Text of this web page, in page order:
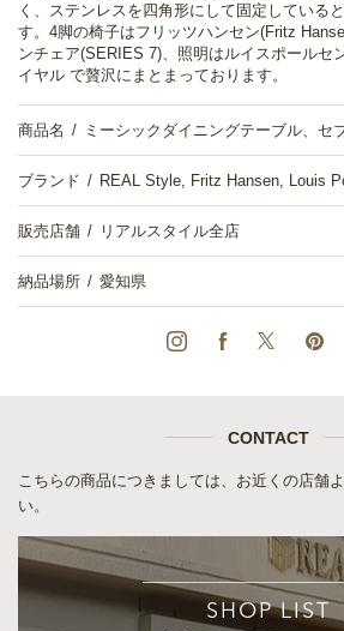
く、ステンレスを四角形にして固定している
す。4脚の椅子はフリッツハンセン(Fritz
ンチェア(SERIES 7)、照明はルイスポールセ
イヤル で贅沢にまとまっております。
商品名 ミーシックダイニングテーブル、セ
ブランド REAL Style, Fritz Hansen, Louis
販売店舗 リアルスタイル全店
納品場所 愛知県
CONTACT
こちらの商品につきましては、お近くの店舗
い。
SHOP LIST